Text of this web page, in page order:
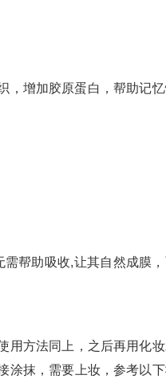
，增加胶原蛋白，帮助记
帮助吸收,让其自然成膜
用方法同上，之后再用化
涂抹，需要上妆，参考以